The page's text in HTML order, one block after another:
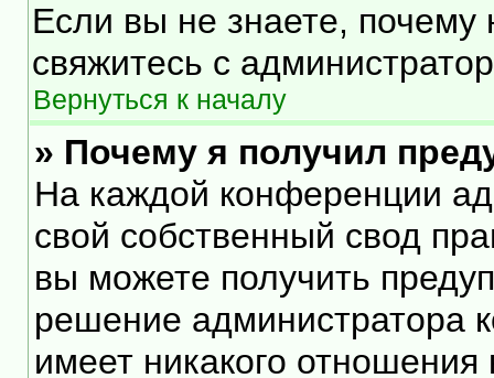
Если вы не знаете,
свяжитесь с
Вернуться к началу
» Почему я получил
На каждой конференции
свой собственный свод
вы можете получить
решение администратора
имеет никакого